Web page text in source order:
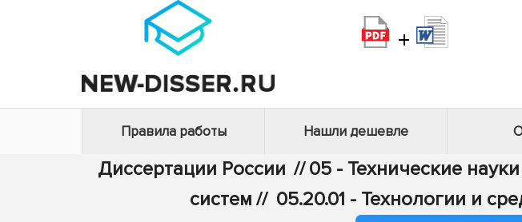
+
Правила работы Нашли дешевле
Диссертации России // 05 - Технические науки
систем // 05.20.01 - Технологии и